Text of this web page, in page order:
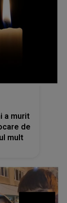
a murit
de
mult